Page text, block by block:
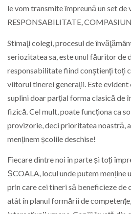
le vom transmite împreună un set
RESPONSABILITATE,
Stimaţi colegi, procesul de
seriozitatea sa, este unul făuritor de
responsabilitate fiind conştienţi toţi
viitorul tinerei generaţii. Este evident
suplini doar parțial forma clasică de
fizică. Cel mult, poate funcționa ca
provizorie, deci prioritatea noastră,
menținem școlile deschise!
Fiecare dintre noi în parte și toți
ȘCOALA, locul unde putem menține
prin care cei tineri să beneficieze de
atât în planul formării de